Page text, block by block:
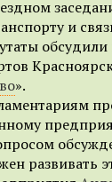
и
».
развивать